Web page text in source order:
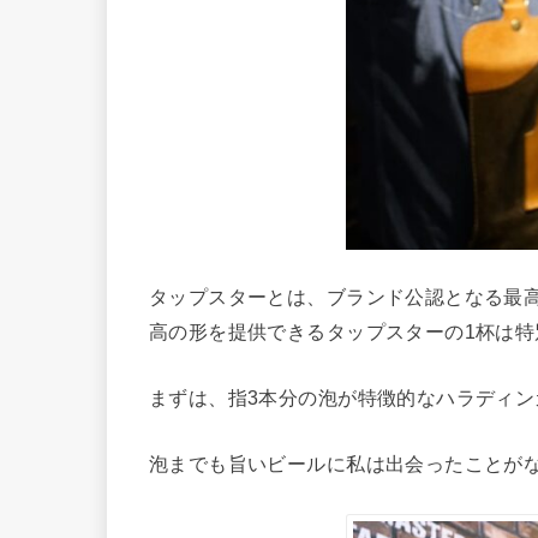
タップスターとは、ブランド公認となる最
高の形を提供できるタップスターの1杯は
まずは、指3本分の泡が特徴的なハラディ
泡までも旨いビールに私は出会ったことが